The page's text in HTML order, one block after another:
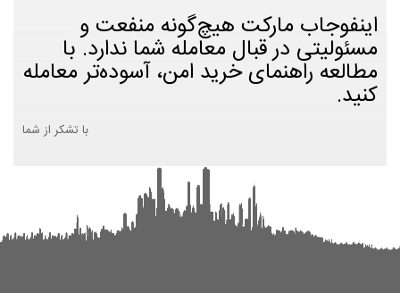
اینفوجاب مارکت هیچ‌گونه منفعت و
مسئولیتی در قبال معامله شما ندارد. با
مطالعه راهنمای خرید امن، آسوده‌تر معامله
کنید.
با تشکر از شما